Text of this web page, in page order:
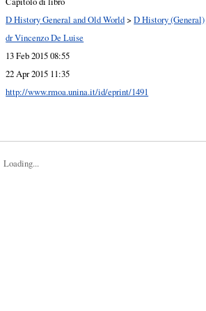
D History General and Old World>D History (General)
dr Vincenzo De Luise
13 Feb 2015 08:55
22 Apr 2015 11:35
http://www.rmoa.unina.it/id/eprint/1491
Loading...